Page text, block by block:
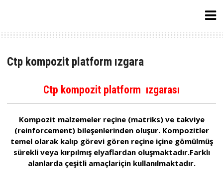
Ctp kompozit platform ızgara
Ctp kompozit platform ızgarası
Kompozit malzemeler reçine (matriks) ve takviye
(reinforcement) bileşenlerinden oluşur. Kompozitler
temel olarak kalıp görevi gören reçine içine gömülmüş
sürekli veya kırpılmış elyaflardan oluşmaktadır.Farklı
alanlarda çeşitli amaçlariçin kullanılmaktadır.